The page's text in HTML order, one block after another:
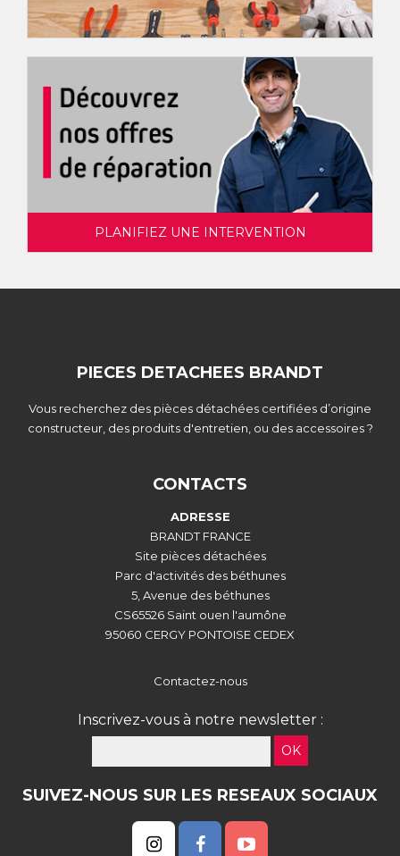
PLANIFIEZ UNE INTERVENTION
PIECES DETACHEES BRANDT
Vous recherchez des pièces détachées certifiées d’origine
constructeur, des produits d'entretien, ou des accessoires ?
CONTACTS
ADRESSE
BRANDT FRANCE
Site pièces détachées
Parc d'activités des béthunes
5, Avenue des béthunes
CS65526 Saint ouen l'aumône
95060 CERGY PONTOISE CEDEX
Contactez-nous
Inscrivez-vous à notre newsletter :
OK
SUIVEZ-NOUS SUR LES RESEAUX SOCIAUX